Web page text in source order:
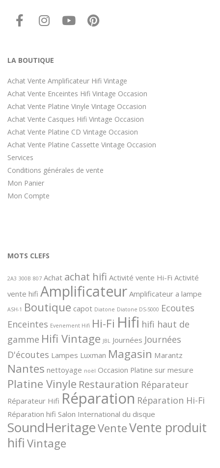
LA BOUTIQUE
Achat Vente Amplificateur Hifi Vintage
Achat Vente Enceintes Hifi Vintage Occasion
Achat Vente Platine Vinyle Vintage Occasion
Achat Vente Casques Hifi Vintage Occasion
Achat Vente Platine CD Vintage Occasion
Achat Vente Platine Cassette Vintage Occasion
Services
Conditions générales de vente
Mon Panier
Mon Compte
MOTS CLEFS
2A3 300B 807 Achat achat hifi Activité vente Hi-Fi Activité
vente hifi Amplificateur Amplificateur a lampe
ASH-1 Boutique capot Diatone Diatone DS-5000 Ecoutes
Enceintes Evenement Hifi Hi-Fi Hifi hifi haut de
gamme Hifi Vintage JBL Journées Journées
D'écoutes Lampes Luxman Magasin Marantz
Nantes nettoyage noël Occasion Platine sur mesure
Platine Vinyle Restauration Réparateur
Réparateur Hifi Réparation Réparation Hi-Fi
Réparation hifi Salon International du disque
SoundHeritageVenteVente produit
hifi Vintage